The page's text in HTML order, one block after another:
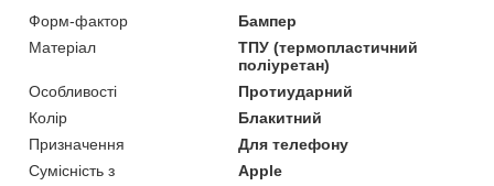
Форм-фактор
Бампер
Матеріал
ТПУ (термопластичний
поліуретан)
Особливості
Протиударний
Колір
Блакитний
Призначення
Для телефону
Сумісність з
Apple